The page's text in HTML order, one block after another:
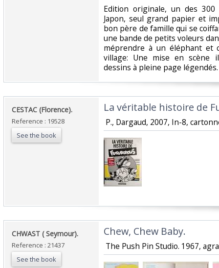
‎Edition originale, un des
Japon, seul grand papier et
bon père de famille qui se
une bande de petits voleurs
méprendre à un éléphant et
village: Une mise en scène
dessins à pleine page
‎CESTAC (Florence). ‎
Reference : 19528
See the book
‎La véritable histoire de
P., Dargaud, 2007, In-8,
‎CHWAST ( Seymour). ‎
Reference : 21437
See the book
‎Chew, Chew Baby.‎
The Push Pin Studio. 1967,